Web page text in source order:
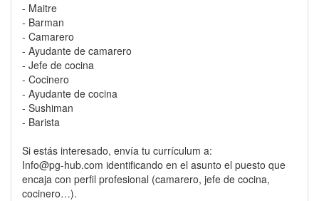
- Maitre
- Barman
- Camarero
- Ayudante de camarero
- Jefe de cocina
- Cocinero
- Ayudante de cocina
- Sushiman
- Barista
Si estás interesado, envía tu currículum a:
Info@pg-hub.com identificando en el asunto el puesto que
encaja con perfil profesional (camarero, jefe de cocina,
cocinero…).